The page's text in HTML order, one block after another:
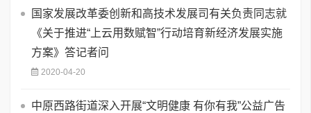
国家发展改革委创新和高技术发展司有关负责同志就
《关于推进“上云用数赋智”行动培育新经济发展实施
方案》答记者问
2020-04-20
中原西路街道深入开展“文明健康 有你有我”公益广告